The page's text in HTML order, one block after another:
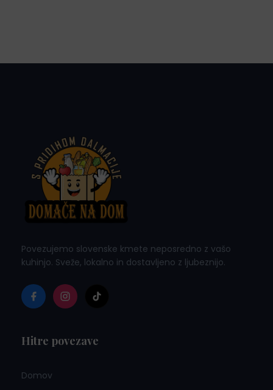
Povezujemo slovenske kmete neposredno z vašo
kuhinjo. Sveže, lokalno in dostavljeno z ljubeznijo.
Hitre povezave
Domov